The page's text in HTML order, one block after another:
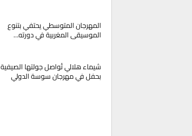
المهرجان المتوسطي يحتفي بتنوع
الموسيقى المغربية في دورته…
شيماء هلالي تُواصل جولتها الصيفية
بحفل في مهرجان سوسة الدولي